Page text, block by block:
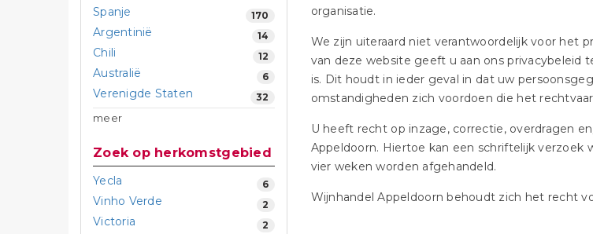
Spanje 170
Argentinië 14
Chili 12
Australië 6
Verenigde Staten 32
meer
Zoek op herkomstgebied
Yecla 6
Vinho Verde 2
Victoria 2
organisatie.
We zijn uiteraard niet verantwoordelijk voor het
van deze website geeft u aan ons privacybeleid
is. Dit houdt in ieder geval in dat uw
omstandigheden zich voordoen die het
U heeft recht op inzage, correctie, overdragen
Appeldoorn. Hiertoe kan een schriftelijk verzoek
vier weken worden afgehandeld.
Wijnhandel Appeldoorn behoudt zich het recht